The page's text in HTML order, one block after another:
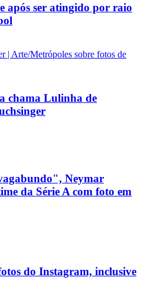
após ser atingido por raio
chama Lulinha de
Neymar
da Série A com foto em
do Instagram, inclusive